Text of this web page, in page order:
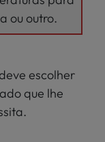
ou outro.
escolher
que lhe